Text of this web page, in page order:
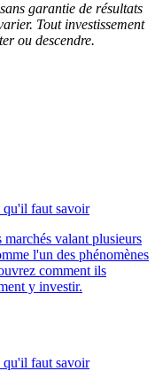
garantie de résultats
Tout investissement
ou descendre.
qu'il faut savoir
marchés valant plusieurs
l'un des phénomènes
comment ils
y investir.
qu'il faut savoir